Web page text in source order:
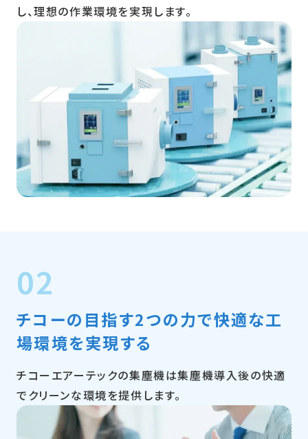
し、理想の作業環境を実現します。
02
チコーの目指す2つの力で快適な工
場環境を実現する
チコーエアーテックの集塵機は集塵機導入後の快適
でクリーンな環境を提供します。